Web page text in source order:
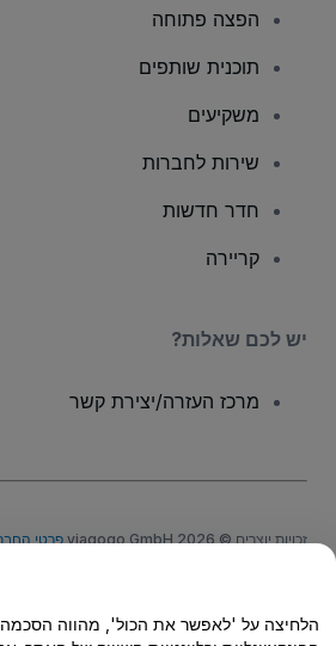
הפצה פתוחה
תוכנית שותפים
משקיעים
שירות לחברות
חדר חדשות
קריירה
יש לכם שאלות?
מרכז העזרה/יצירת קשר
זכויות יוצרים © viagogo GmbH 2026
פרטי החברה